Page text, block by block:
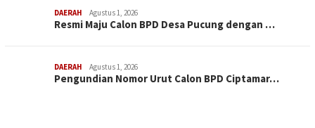
DAERAH Agustus 1, 2026
Resmi Maju Calon BPD Desa Pucung dengan …
DAERAH Agustus 1, 2026
Pengundian Nomor Urut Calon BPD Ciptamar…